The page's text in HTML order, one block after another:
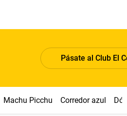
Pásate al Club El
Machu Picchu Corredor azul